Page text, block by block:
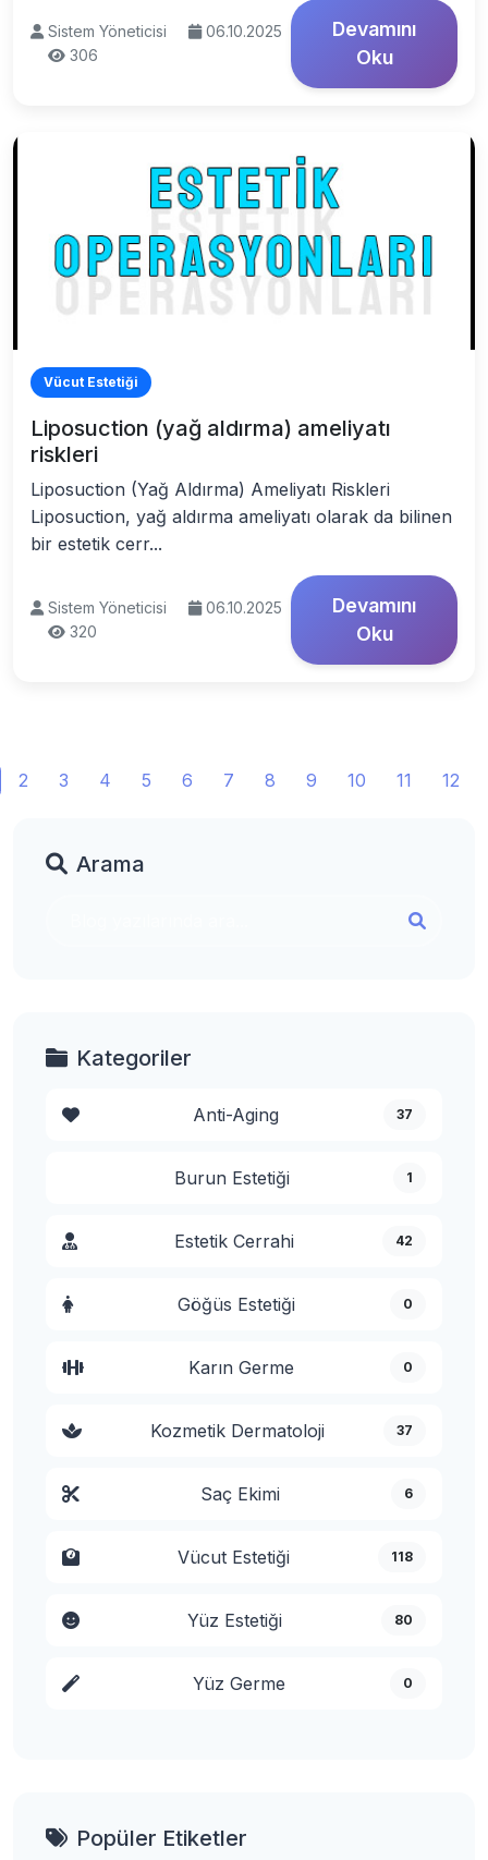
Sistem Yöneticisi
06.10.2025
306
Devamını
Oku
Vücut Estetiği
Liposuction (yağ aldırma) ameliyatı
riskleri
Liposuction (Yağ Aldırma) Ameliyatı Riskleri
Liposuction, yağ aldırma ameliyatı olarak da bilinen
bir estetik cerr...
Sistem Yöneticisi
06.10.2025
320
Devamını
Oku
2 3 4 5 6 7 8 9 10 11 12
Arama
Kategoriler
Anti-Aging 37
Burun Estetiği 1
Estetik Cerrahi 42
Göğüs Estetiği 0
Karın Germe 0
Kozmetik Dermatoloji 37
Saç Ekimi 6
Vücut Estetiği 118
Yüz Estetiği 80
Yüz Germe 0
Popüler Etiketler